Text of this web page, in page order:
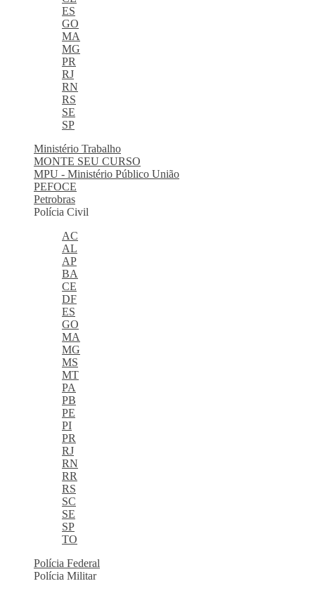
ES
GO
MA
MG
PR
RJ
RN
RS
SE
SP
Ministério Trabalho
MONTE SEU CURSO
MPU - Ministério Público União
PEFOCE
Petrobras
Polícia Civil
AC
AL
AP
BA
CE
DF
ES
GO
MA
MG
MS
MT
PA
PB
PE
PI
PR
RJ
RN
RR
RS
SC
SE
SP
TO
Polícia Federal
Polícia Militar